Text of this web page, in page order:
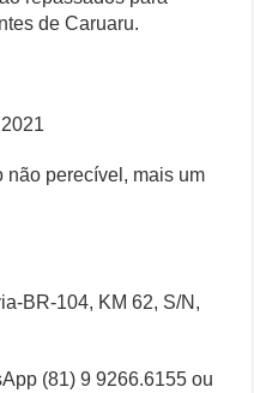
de Caruaru.
não perecível, mais um
BR-104, KM 62, S/N,
(81) 9 9266.6155 ou